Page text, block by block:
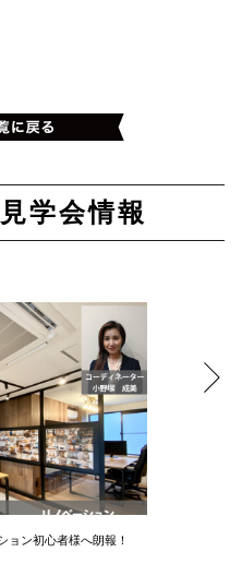
学会情報
ョン初心者様へ朗報！